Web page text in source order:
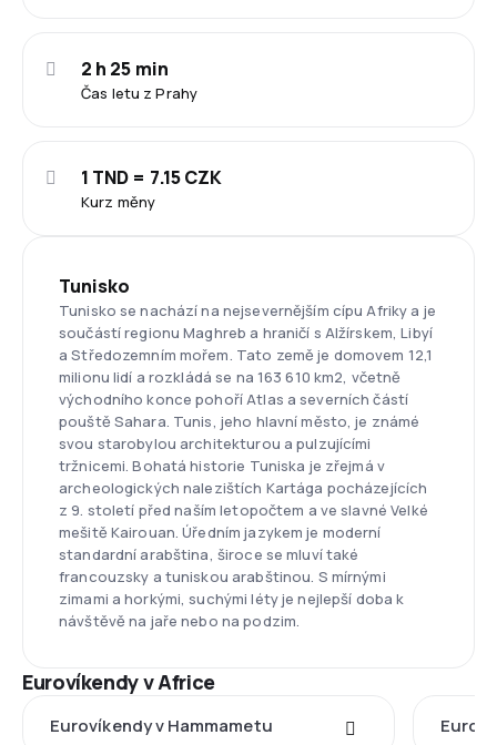
Čas letu z Prahy
2 h 25 min
Kurz měny
1 TND = 7.15 CZK
Tunisko
Tunisko se nachází na nejsevernějším cípu Afriky a je
součástí regionu Maghreb a hraničí s Alžírskem, Libyí
a Středozemním mořem. Tato země je domovem 12,1
milionu lidí a rozkládá se na 163 610 km2, včetně
východního konce pohoří Atlas a severních částí
pouště Sahara. Tunis, jeho hlavní město, je známé
svou starobylou architekturou a pulzujícími
tržnicemi. Bohatá historie Tuniska je zřejmá v
archeologických nalezištích Kartága pocházejících
z 9. století před naším letopočtem a ve slavné Velké
mešitě Kairouan. Úředním jazykem je moderní
standardní arabština, široce se mluví také
francouzsky a tuniskou arabštinou. S mírnými
zimami a horkými, suchými léty je nejlepší doba k
návštěvě na jaře nebo na podzim.
Eurovíkendy v Africe
Eurovíkendy v Hammametu